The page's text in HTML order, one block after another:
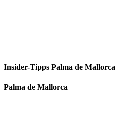
Insider-Tipps Palma de Mallorca
Palma de Mallorca